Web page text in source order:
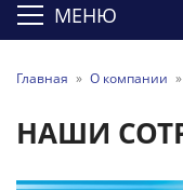
МЕНЮ
Главная » О компании »
НАШИ